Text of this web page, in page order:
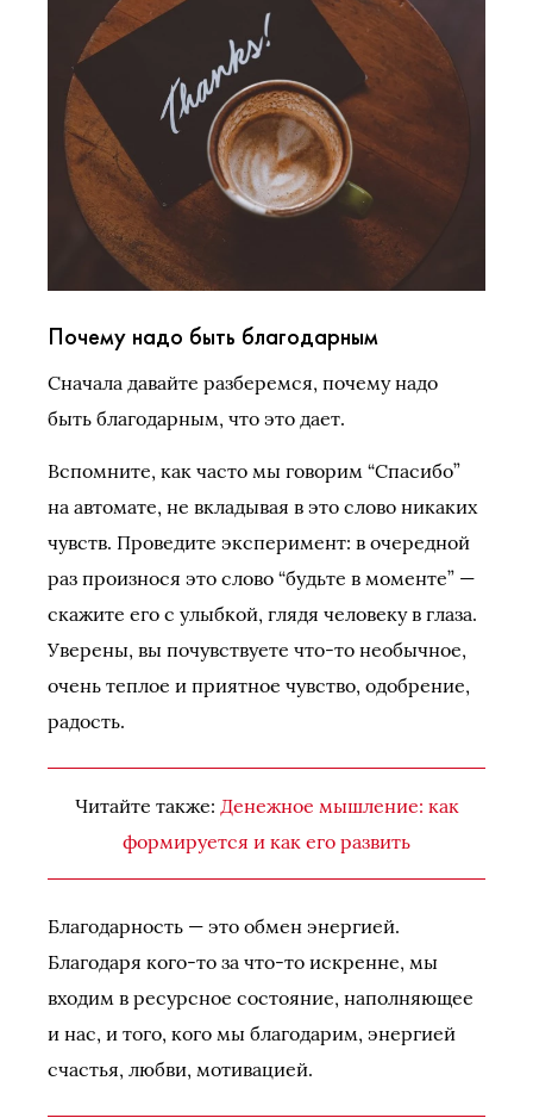
Почему надо быть благодарным
Сначала давайте разберемся, почему надо
быть благодарным, что это дает.
Вспомните, как часто мы говорим “Спасибо”
на автомате, не вкладывая в это слово никаких
чувств. Проведите эксперимент: в очередной
раз произнося это слово “будьте в моменте” —
скажите его с улыбкой, глядя человеку в глаза.
Уверены, вы почувствуете что-то необычное,
очень теплое и приятное чувство, одобрение,
радость.
Читайте также: Денежное мышление: как
формируется и как его развить
Благодарность — это обмен энергией.
Благодаря кого-то за что-то искренне, мы
входим в ресурсное состояние, наполняющее
и нас, и того, кого мы благодарим, энергией
счастья, любви, мотивацией.